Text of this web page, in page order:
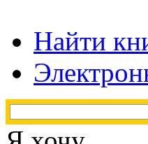
Найти